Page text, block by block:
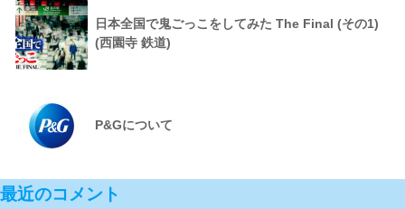
日本全国で鬼ごっこをしてみた The Final (その1)
(西園寺 鉄道)
P&Gについて
最近のコメント